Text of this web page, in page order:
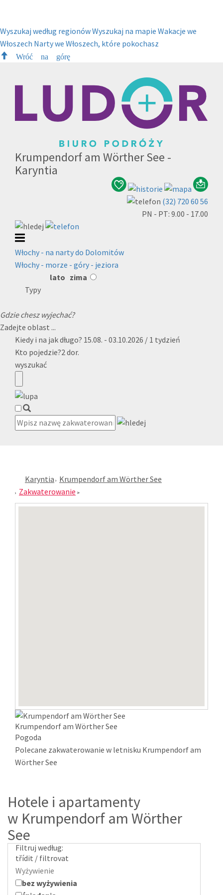
Wyszukaj według regionówWyszukaj na mapie Wakacje we
Włoszech Narty we Włoszech, które pokochasz
Wróć na górę
Krumpendorf am Wörther See -
Karyntia
(32) 720 60 56
PN - PT: 9.00 - 17.00
Włochy - na narty do Dolomitów
Włochy - morze - góry - jeziora
lato zima
Typy
Gdzie chesz wyjechać?
Zadejte oblast ...
Kiedy i na jak długo? 15.08. - 03.10.2026 / 1 tydzień
Kto pojedzie?2 dor.
wyszukać
Karyntia Krumpendorf am Wörther See
Zakwaterowanie
Krumpendorf am Wörther See
Pogoda
Polecane zakwaterowanie w letnisku Krumpendorf am
Wörther See
Hotele i apartamenty
w Krumpendorf am Wörther
See
Filtruj według:
třídit / filtrovat
Wyżywienie
bez wyżywienia